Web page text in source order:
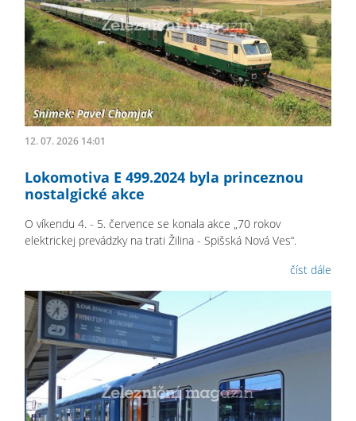
12. 07. 2026 14:01
Lokomotiva E 499.2024 byla princeznou
nostalgické akce
O víkendu 4. - 5. července se konala akce „70 rokov
elektrickej prevádzky na trati Žilina - Spišská Nová Ves“.
číst dále